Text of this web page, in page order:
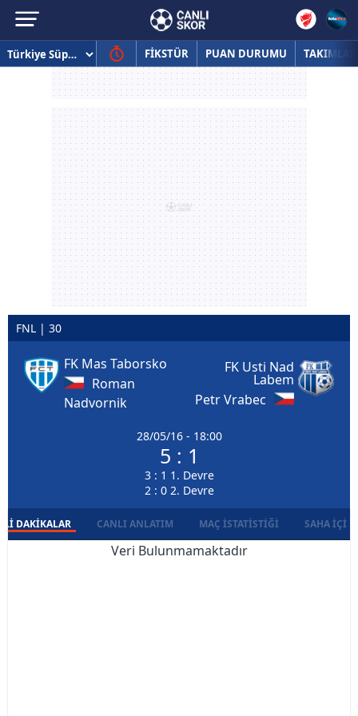
FİKSTÜR PUAN DURUMU TAKIMLAR
FNL | 30
FK Mas Taborsko
Roman
Nadvornik
28/05/16 - 18:00
5 : 1
3 : 1 1. Devre
2 : 0 2. Devre
FK Usti Nad
Labem
Petr Vrabec
DAKIKALAR CANLI ANLATIM MAÇ İSTATISTIĞI SAHA İÇI
Veri Bulunmamaktadır